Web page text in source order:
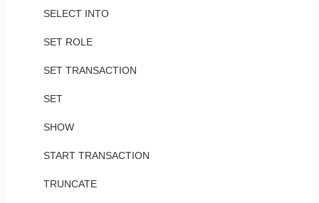
SELECT INTO
SET ROLE
SET TRANSACTION
SET
SHOW
START TRANSACTION
TRUNCATE